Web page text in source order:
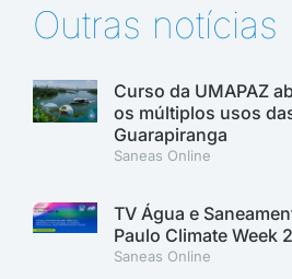
Outras notícias
Curso da UMAPAZ
os múltiplos usos
Guarapiranga
Saneas Online
TV Água e
Paulo Climate Week
Saneas Online